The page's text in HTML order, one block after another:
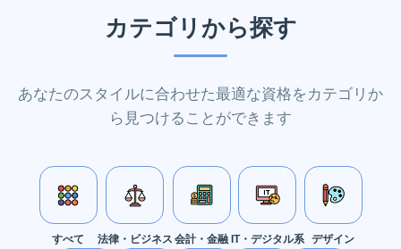
カテゴリから探す
あなたのスタイルに合わせた最適な資格をカテゴリか
ら見つけることができます
すべて 法律・ビジネス 会計・金融 IT・デジタル系 デザイン